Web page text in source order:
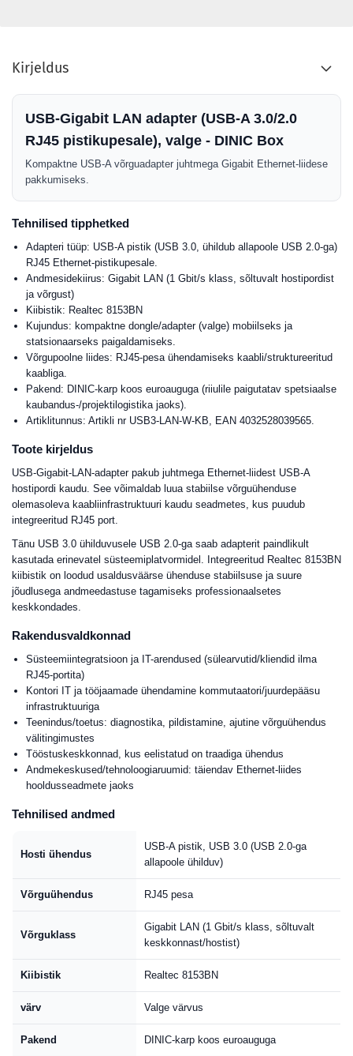
Kirjeldus
USB-Gigabit LAN adapter (USB-A 3.0/2.0
RJ45 pistikupesale), valge - DINIC Box
Kompaktne USB-A võrguadapter juhtmega Gigabit Ethernet-liidese
pakkumiseks.
Tehnilised tipphetked
Adapteri tüüp: USB-A pistik (USB 3.0, ühildub allapoole USB 2.0-ga)
RJ45 Ethernet-pistikupesale.
Andmesidekiirus: Gigabit LAN (1 Gbit/s klass, sõltuvalt hostipordist
ja võrgust)
Kiibistik: Realtec 8153BN
Kujundus: kompaktne dongle/adapter (valge) mobiilseks ja
statsionaarseks paigaldamiseks.
Võrgupoolne liides: RJ45-pesa ühendamiseks kaabli/struktureeritud
kaabliga.
Pakend: DINIC-karp koos euroauguga (riiulile paigutatav spetsiaalse
kaubandus-/projektilogistika jaoks).
Artiklitunnus: Artikli nr USB3-LAN-W-KB, EAN 4032528039565.
Toote kirjeldus
USB-Gigabit-LAN-adapter pakub juhtmega Ethernet-liidest USB-A
hostipordi kaudu. See võimaldab luua stabiilse võrguühenduse
olemasoleva kaabliinfrastruktuuri kaudu seadmetes, kus puudub
integreeritud RJ45 port.
Tänu USB 3.0 ühilduvusele USB 2.0-ga saab adapterit paindlikult
kasutada erinevatel süsteemiplatvormidel. Integreeritud Realtec 8153BN
kiibistik on loodud usaldusväärse ühenduse stabiilsuse ja suure
jõudlusega andmeedastuse tagamiseks professionaalsetes
keskkondades.
Rakendusvaldkonnad
Süsteemiintegratsioon ja IT-arendused (sülearvutid/kliendid ilma
RJ45-portita)
Kontori IT ja tööjaamade ühendamine kommutaatori/juurdepääsu
infrastruktuuriga
Teenindus/toetus: diagnostika, pildistamine, ajutine võrguühendus
välitingimustes
Tööstuskeskkonnad, kus eelistatud on traadiga ühendus
Andmekeskused/tehnoloogiaruumid: täiendav Ethernet-liides
hooldusseadmete jaoks
Tehnilised andmed
Hosti ühendus
USB-A pistik, USB 3.0 (USB 2.0-ga
allapoole ühilduv)
Võrguühendus RJ45 pesa
Võrguklass
Gigabit LAN (1 Gbit/s klass, sõltuvalt
keskkonnast/hostist)
Kiibistik Realtec 8153BN
värv Valge värvus
Pakend DINIC-karp koos euroauguga